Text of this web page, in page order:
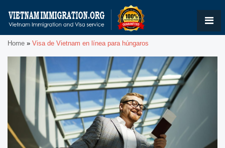
Home » Visa de Vietnam en línea para húngaros